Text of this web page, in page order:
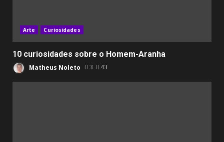
Arte Curiosidades
10 curiosidades sobre o Homem-Aranha
Matheus Noleto 3 43